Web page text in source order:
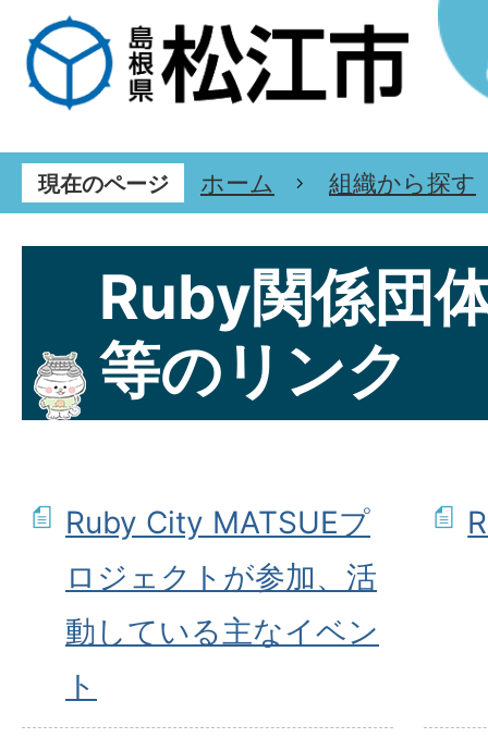
現在のページ ホーム 組織から探す
Ruby関係団
等のリンク
Ruby City MATSUEプ
ロジェクトが参加、活
動している主なイベン
ト